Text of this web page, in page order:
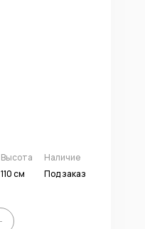
Высота
110 см
Наличие
Под заказ